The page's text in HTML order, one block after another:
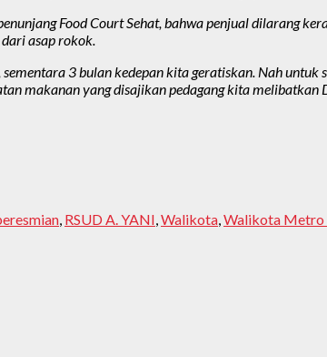
Food Court Sehat, bahwa penjual dilarang
asap rokok.
3 bulan kedepan kita geratiskan. Nah
makanan yang disajikan pedagang kita
RSUD A. YANI Walikota Walikota Metro